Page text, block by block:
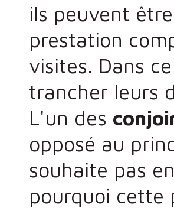
ils peuvent
prestation
visites. Dans
trancher leurs
L'un des
opposé au
souhaite pas
pourquoi cette